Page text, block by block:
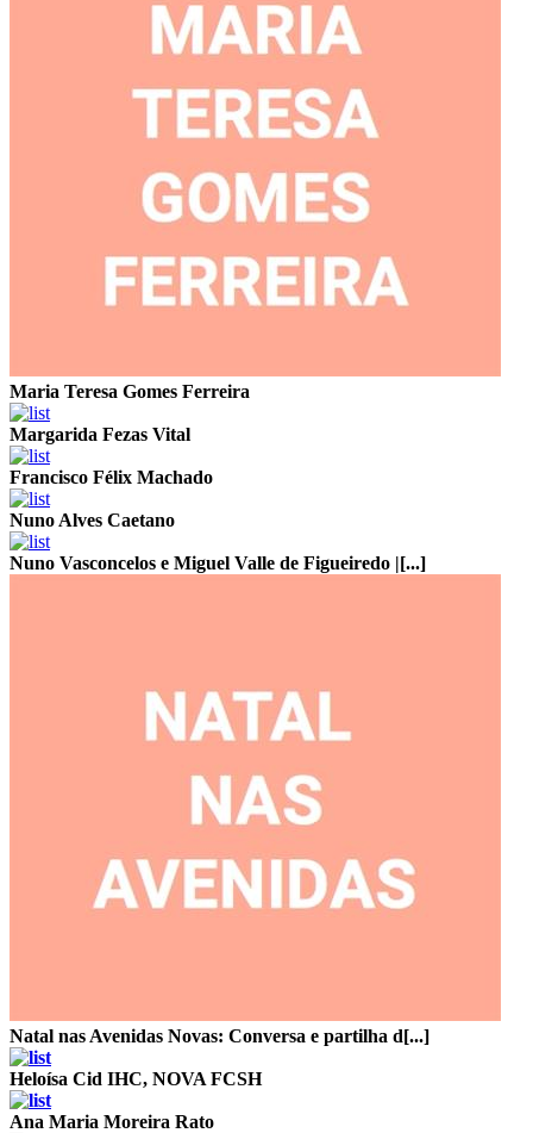
Maria Teresa Gomes Ferreira
Margarida Fezas Vital
Francisco Félix Machado
Nuno Alves Caetano
Nuno Vasconcelos e Miguel Valle de Figueiredo |[...]
Natal nas Avenidas Novas: Conversa e partilha d[...]
Heloísa Cid IHC, NOVA FCSH
Ana Maria Moreira Rato